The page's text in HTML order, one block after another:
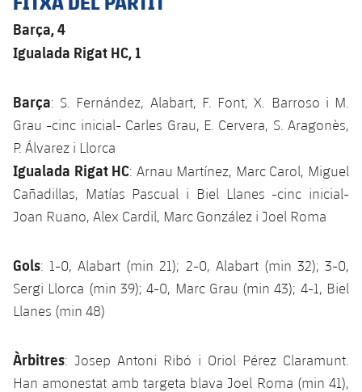
Barça, 4
Igualada Rigat HC, 1
Barça: S. Fernández, Alabart, F. Font, X. Barroso i M.
Grau -cinc inicial- Carles Grau, E. Cervera, S. Aragonès,
P. Álvarez i Llorca
Igualada Rigat HC: Arnau Martínez, Marc Carol, Miguel
Cañadillas, Matías Pascual i Biel Llanes -cinc inicial-
Joan Ruano, Alex Cardil, Marc González i Joel Roma
Gols: 1-0, Alabart (min 21); 2-0, Alabart (min 32); 3-0,
Sergi Llorca (min 39); 4-0, Marc Grau (min 43); 4-1, Biel
Llanes (min 48)
Àrbitres: Josep Antoni Ribó i Oriol Pérez Claramunt.
Han amonestat amb targeta blava Joel Roma (min 41),